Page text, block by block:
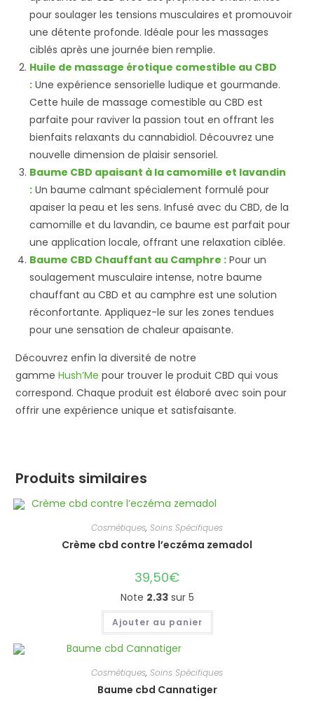
pour soulager les tensions musculaires et promouvoir
une détente profonde. Idéale pour les massages
ciblés après une journée bien remplie.
Huile de massage érotique comestible au CBD
: Une expérience sensorielle ludique et gourmande.
Cette huile de massage comestible au CBD est
parfaite pour raviver la passion tout en offrant les
bienfaits relaxants du cannabidiol. Découvrez une
nouvelle dimension de plaisir sensoriel.
Baume CBD apaisant à la camomille et lavandin
: Un baume calmant spécialement formulé pour
apaiser la peau et les sens. Infusé avec du CBD, de la
camomille et du lavandin, ce baume est parfait pour
une application locale, offrant une relaxation ciblée.
Baume CBD Chauffant au Camphre : Pour un
soulagement musculaire intense, notre baume
chauffant au CBD et au camphre est une solution
réconfortante. Appliquez-le sur les zones tendues
pour une sensation de chaleur apaisante.
Découvrez enfin la diversité de notre
gammeHush’Me pour trouver le produit CBD qui vous
correspond. Chaque produit est élaboré avec soin pour
offrir une expérience unique et satisfaisante.
Produits similaires
Cosmétiques, Soins Spécifiques
Crème cbd contre l’eczéma zemadol
39,50€
Note 2.33sur 5
Ajouter au panier
Cosmétiques, Soins Spécifiques
Baume cbd Cannatiger